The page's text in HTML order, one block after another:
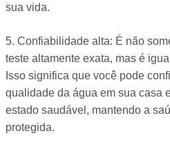
sua vida.
5. Confiabilidade alta: É não
teste altamente exata, mas é
Isso significa que você pode
qualidade da água em sua casa
estado saudável, mantendo a
protegida.